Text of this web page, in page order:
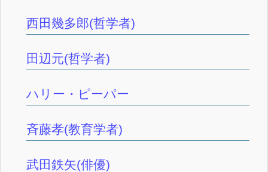
西田幾多郎(哲学者)
田辺元(哲学者)
ハリー・ピーパー
斉藤孝(教育学者)
武田鉄矢(俳優)